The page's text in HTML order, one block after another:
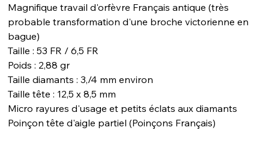
Magnifique travail d'orfèvre Français antique (très
probable transformation d'une broche victorienne en
bague)
Taille : 53 FR / 6,5 FR
Poids : 2,88 gr
Taille diamants : 3,/4 mm environ
Taille tête : 12,5 x 8,5 mm
Micro rayures d'usage et petits éclats aux diamants
Poinçon tête d'aigle partiel (Poinçons Français)